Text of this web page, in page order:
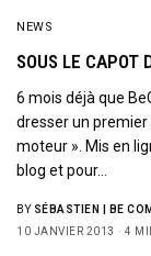
NEWS
SOUS LE CAPOT
6 mois déjà que
dresser un premier
moteur ». Mis en
blog et pour…
BY SÉBASTIEN | BE
10 JANVIER 2013
4